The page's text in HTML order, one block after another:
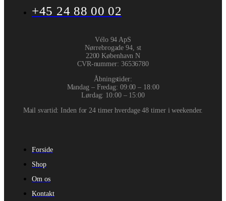
+45 24 88 00 02
Vélo 94 ApS
Nørrebrogade 94, st
2200 København N
CVR-nummer: 36536780
Åbningstider:
Mandag – Fredag: 09:00 – 18:00
Lørdag: 10:00 – 15:00
Mail svartid: Inden for 24 timer hverdage 48 timer i weekender.
Forside
Shop
Om os
Kontakt